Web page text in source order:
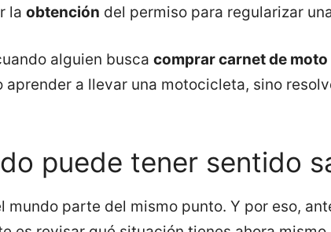
la obtención del permiso para regularizar
alguien busca comprar carnet de moto
aprender a llevar una motocicleta, sino
puede tener sentido
mundo parte del mismo punto. Y por eso,